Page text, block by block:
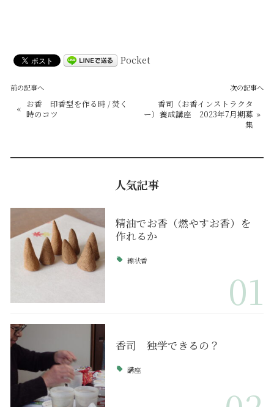
Pocket
前の記事へ
« お香 印香型を作る時 / 焚く
時のコツ
次の記事へ
香司（お香インストラクタ
ー）養成講座 2023年7月期募
集
»
人気記事
精油でお香（燃やすお香）を
作れるか
線状香
01
香司 独学できるの？
講座